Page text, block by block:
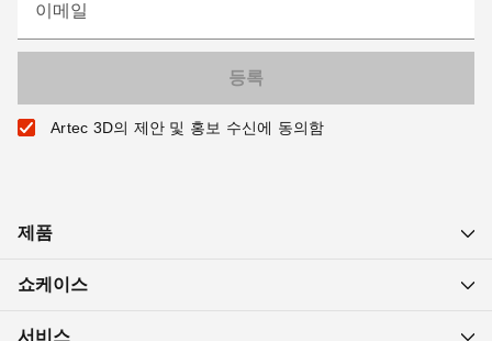
이메일
Artec 3D의 제안 및 홍보 수신에 동의함
제품
쇼케이스
서비스